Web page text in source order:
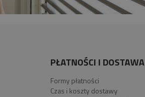
PŁATNOŚCI I DOSTAWA
Formy płatności
Czas i koszty dostawy